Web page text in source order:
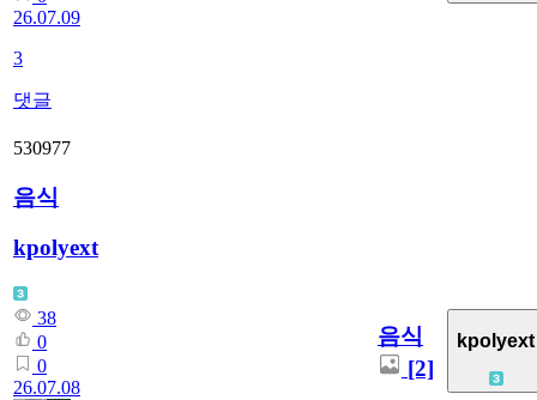
26.07.09
3
댓글
530977
음식
kpolyext
38
0
0
26.07.08
음식
[2]
kpolyext